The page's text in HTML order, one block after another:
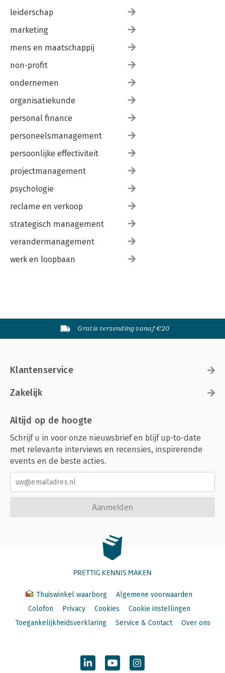
leiderschap
marketing
mens en maatschappij
non-profit
ondernemen
organisatiekunde
personal finance
personeelsmanagement
persoonlijke effectiviteit
projectmanagement
psychologie
reclame en verkoop
strategisch management
verandermanagement
werk en loopbaan
Gratis verzending vanaf €20
Klantenservice
Zakelijk
Altijd op de hoogte
Schrijf u in voor onze nieuwsbrief en blijf up-to-date
met relevante interviews en recensies, inspirerende
events en de beste acties.
Aanmelden
PRETTIG KENNIS MAKEN
Thuiswinkel waarborg
Algemene voorwaarden
Colofon
Privacy Cookies
Cookie instellingen
Toegankelijkheidsverklaring
Service & Contact Over ons